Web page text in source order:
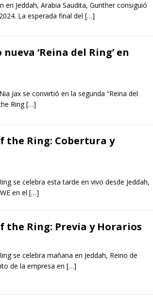
Jeddah, Arabia Saudita, Gunther consiguió
La esperada final del […]
‘Reina del Ring’ en
Jax se convirtió en la segunda “Reina del
Ring[…]
the Ring: Cobertura y
se celebra esta tarde en vivo desde Jeddah,
en el […]
the Ring: Previa y Horarios
se celebra mañana en Jeddah, Reino de
de la empresa en […]